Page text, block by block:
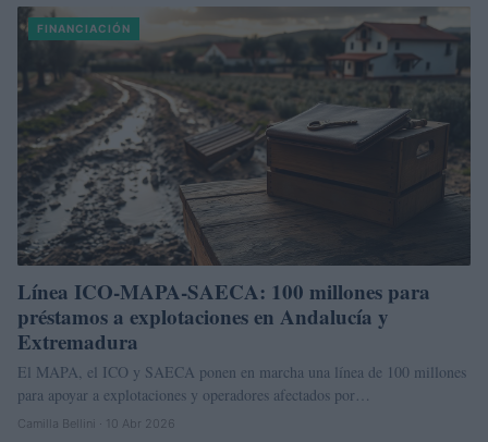
FINANCIACIÓN
Línea ICO‑MAPA‑SAECA: 100 millones para
préstamos a explotaciones en Andalucía y
Extremadura
El MAPA, el ICO y SAECA ponen en marcha una línea de 100 millones
para apoyar a explotaciones y operadores afectados por…
Camilla Bellini · 10 Abr 2026